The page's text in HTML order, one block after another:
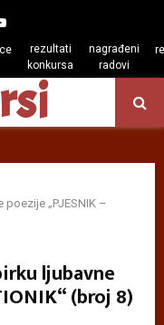
Youtube
rezultati
konkursa
nagrađeni
radovi
„PJESNIK –
ljubavne
(broj 8)